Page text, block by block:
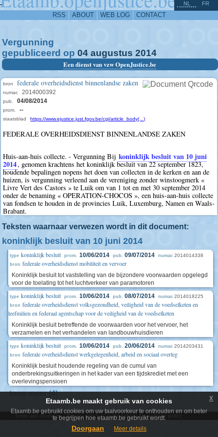
-
RSS ABOUT WEB LOG CONTACT
NL FR
Vergunning
gepubliceerd op 04 augustus 2014
Een dienst van vzw OpenJustice.be
bron federale overheidsdienst binnenlandse zaken
numac 2014000392
pub. 04/08/2014
prom. --
staatsblad https://www.ejustice.just.fgov.be/cgi/article_body(...)
FEDERALE OVERHEIDSDIENST BINNENLANDSE ZAKEN
Huis-aan-huis collecte. - Vergunning Bij koninklijk besluit van 10 juni
2014, genomen krachtens het koninklijk besluit van 22 september 1823,
houdende bepalingen nopens het doen van collecten in de kerken en aan de
huizen, is vergunning verleend aan de vereniging zonder winstoogmerk «
Livre Vert des Castors » te Luik om van 1 tot en met 30 september 2014
onder de benaming « OPERATION-CHOCOS », een huis-aan-huis collecte
van fondsen te houden in de provincies Luik, Luxemburg, Namen en Waals-
Brabant.
Teksten waarnaar verwezen wordt in dit document:
koninklijk besluit van 10 juni 2014
type koninklijk besluit prom. 10/06/2014 pub. 09/07/2014 numac 2014014338
bron federale overheidsdienst mobiliteit en vervoer
Koninklijk besluit tot vaststelling van de bijzondere voorwaarden opgelegd
voor de toelating tot het luchtverkeer van paramotoren
type koninklijk besluit prom. 10/06/2014 pub. 08/07/2014 numac 2014018225
bron federale overheidsdienst volksgezondheid, veiligheid van de voedselketen en
leefmilieu en federaal agentschap voor de veiligheid van de voedselketen
Koninklijk besluit betreffende de voorwaarden voor het vervoer, het
verzamelen en het verhandelen van landbouwhuisdieren
type koninklijk besluit prom. 10/06/2014 pub. 20/06/2014 numac 2014203431
bron federale overheidsdienst werkgelegenheid, arbeid en sociaal overleg
Koninklijk besluit houdende regeling van de cumul van
onderbrekingsuitkeringen in het kader van een tijdskrediet met een
overlevingspensioen
toon meer (4)
^
Terms and conditions|Privacy policy|Cookie policy|Accessibility policy
Etaamb.be maakt gebruik van cookies
Etaamb.be gebruikt cookies om uw taalvoorkeur te onthouden en om beter
te begrijpen hoe etaamb.be gebruikt wordt.
Doorgaan Meer details
x